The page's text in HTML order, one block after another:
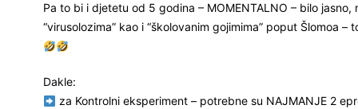
Pa to bi i djetetu od 5 godina – MOMENTALNO – bilo
“virusolozima” kao i “školovanim gojimima” poput Šlomoa –
Dakle:
za Kontrolni eksperiment – potrebne su NAJMANJE 2